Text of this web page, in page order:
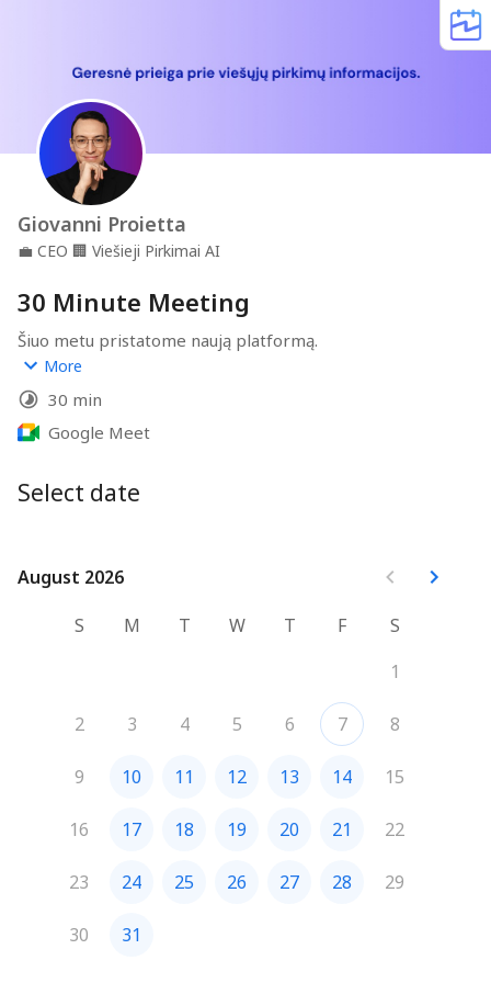
Giovanni Proietta
💼 CEO 🏢 Viešieji Pirkimai AI
30 Minute Meeting
Šiuo metu pristatome naują platformą.
Norėtumėte ją išbandyti?
Galite užsiregistruoti skambučiui čia ir gauti prieigą prie
Jei ne, galite tęsti naudodamiesi sena versija čia:
More
30 min
Google Meet
Select date
August 2026
August 2026
S
M T W T F
S
1
2 3 4 5 6 7 8
9 10 11 12 13 14 15
16 17 18 19 20 21 22
23 24 25 26 27 28 29
30 31